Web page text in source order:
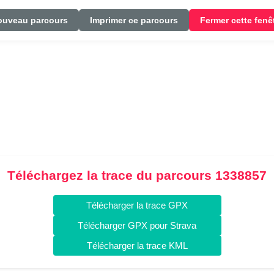
parcours Imprimer ce parcours Fermer cette
Téléchargez la trace du parcours 1338857
Télécharger la trace GPX
Télécharger GPX pour Strava
Télécharger la trace KML